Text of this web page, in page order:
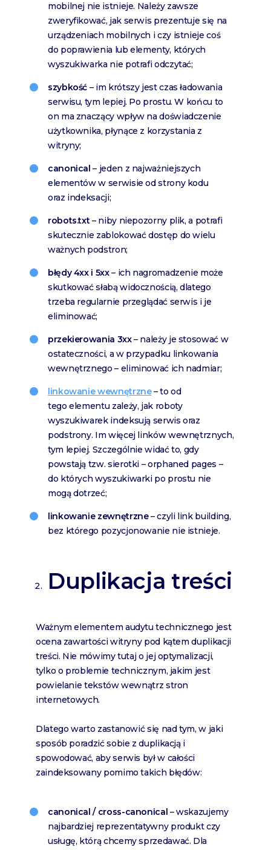
mobilnej nie istnieje. Należy zawsze
zweryfikować, jak serwis prezentuje się na
urządzeniach mobilnych i czy istnieje coś
do poprawienia lub elementy, których
wyszukiwarka nie potrafi odczytać;
szybkość – im krótszy jest czas ładowania
serwisu, tym lepiej. Po prostu. W końcu to
on ma znaczący wpływ na doświadczenie
użytkownika, płynące z korzystania z
witryny;
canonical – jeden z najważniejszych
elementów w serwisie od strony kodu
oraz indeksacji;
robots.txt– niby niepozorny plik, a potrafi
skutecznie zablokować dostęp do wielu
ważnych podstron;
błędy 4xx i 5xx– ich nagromadzenie może
skutkować słabą widocznością, dlatego
trzeba regularnie przeglądać serwis i je
eliminować;
przekierowania 3xx– należy je stosować w
ostateczności, a w przypadku linkowania
wewnętrznego – eliminować ich nadmiar;
linkowanie wewnętrzne– to od
tego elementu zależy, jak roboty
wyszukiwarek indeksują serwis oraz
podstrony. Im więcej linków wewnętrznych,
tym lepiej. Szczególnie widać to, gdy
powstają tzw. sierotki – orphaned pages –
do których wyszukiwarki po prostu nie
mogą dotrzeć;
linkowanie zewnętrzne– czyli link building,
bez którego pozycjonowanie nie istnieje.
Duplikacja treści
Ważnym elementem audytu technicznego jest
ocena zawartości witryny pod kątem duplikacji
treści. Nie mówimy tutaj o jej optymalizacji,
tylko o problemie technicznym, jakim jest
powielanie tekstów wewnątrz stron
internetowych.
Dlatego warto zastanowić się nad tym, w jaki
sposób poradzić sobie z duplikacją i
spowodować, aby serwis był w całości
zaindeksowany pomimo takich błędów:
canonical / cross-canonical – wskazujemy
najbardziej reprezentatywny produkt czy
usługę, którą chcemy sprzedawać. Dla